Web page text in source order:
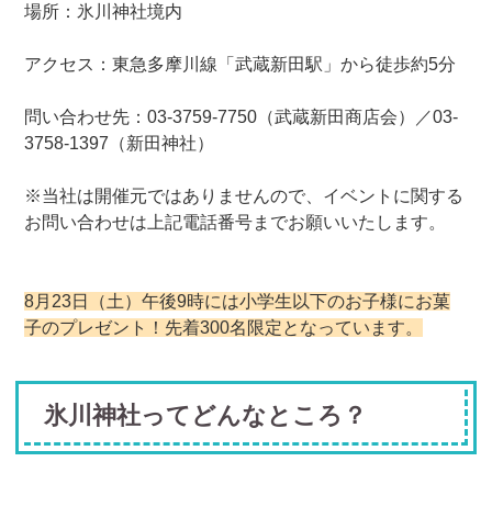
場所：氷川神社境内
アクセス：東急多摩川線「武蔵新田駅」から徒歩約5分
問い合わせ先：03-3759-7750（武蔵新田商店会）／03-
3758-1397（新田神社）
※当社は開催元ではありませんので、イベントに関する
お問い合わせは上記電話番号までお願いいたします。
8月23日（土）午後9時には小学生以下のお子様にお菓
子のプレゼント！先着300名限定となっています。
氷川神社ってどんなところ？